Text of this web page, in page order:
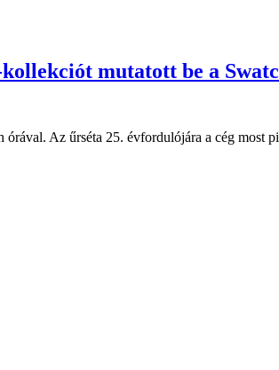
mutatott be a
Az űrséta 25. évfordulójára a cég most